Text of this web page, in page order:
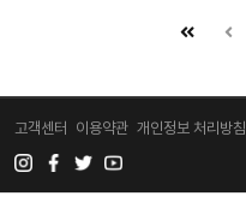
고객센터 이용약관 개인정보 처리방침